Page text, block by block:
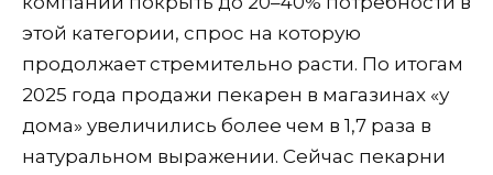
этой категории, спрос на которую
продолжает стремительно расти. По итогам
2025 года продажи пекарен в магазинах «у
дома» увеличились более чем в 1,7 раза в
натуральном выражении. Сейчас пекарни